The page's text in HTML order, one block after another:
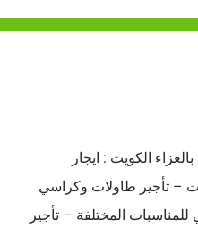
الكويت : ايجار
– تأجير طاولات وكراسي
المختلفة – تأجير